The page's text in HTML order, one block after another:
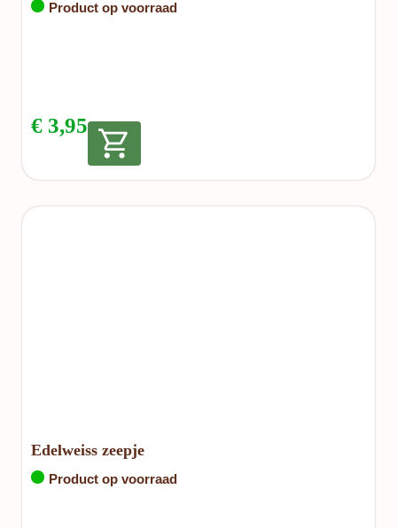
Product op voorraad
€ 3,95
Edelweiss zeepje
Product op voorraad